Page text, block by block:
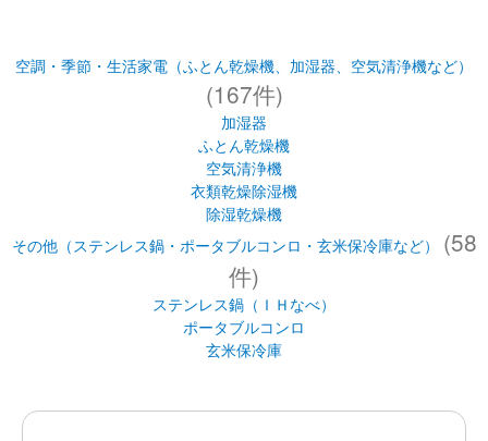
空調・季節・生活家電（ふとん乾燥機、加湿器、空気清浄機など）
(167件)
加湿器
ふとん乾燥機
空気清浄機
衣類乾燥除湿機
除湿乾燥機
その他（ステンレス鍋・ポータブルコンロ・玄米保冷庫など）
(58
件)
ステンレス鍋（ＩＨなべ）
ポータブルコンロ
玄米保冷庫